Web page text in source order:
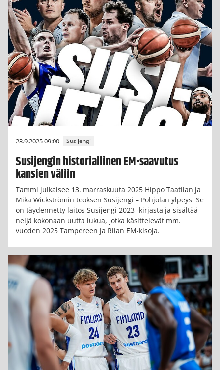
23.9.2025 09:00 Susijengi
Susijengin historiallinen EM-saavutus
kansien väliin
Tammi julkaisee 13. marraskuuta 2025 Hippo Taatilan ja
Mika Wickströmin teoksen Susijengi – Pohjolan ylpeys. Se
on täydennetty laitos Susijengi 2023 -kirjasta ja sisältää
neljä kokonaan uutta lukua, jotka käsittelevät mm.
vuoden 2025 Tampereen ja Riian EM-kisoja.